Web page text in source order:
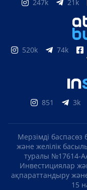
247k 21k
520k 74k
851 3k
Мерзімді баспасөз
және желілік
туралы №17614-
Инвестициялар
ақпараттандыру
15